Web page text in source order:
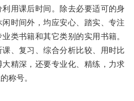
用课后时间。除去必要适可的身
时间外，均应安心、踏实、专注
类书籍和其它类别的实用书籍。
、复习、综合分析比较、用时比
精深，还要专业化、精练，力求
称号。